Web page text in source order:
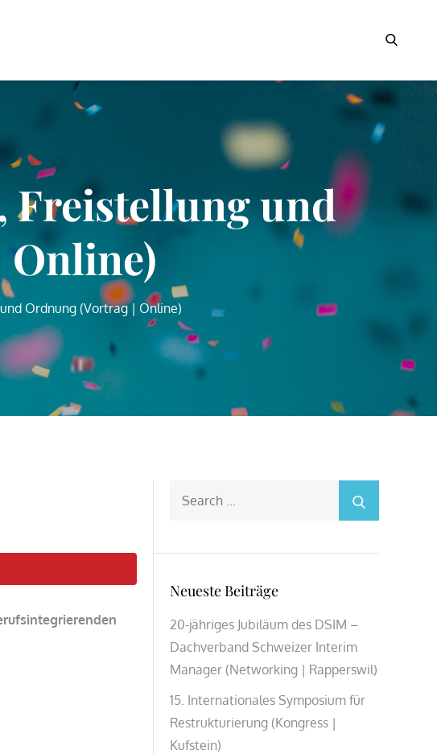
Search
Freistellung und
Online)
Ordnung (Vortrag | Online)
Neueste Beiträge
20-jähriges Jubiläum des DSIM –
Dachverband Schweizer Interim
Manager (Networking | Rapperswil)
15. Internationales Symposium für
Restrukturierung (Kongress |
Kufstein)